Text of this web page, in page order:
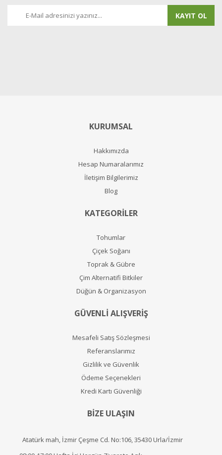
KAYIT OL
KURUMSAL
Hakkımızda
Hesap Numaralarımız
İletişim Bilgilerimiz
Blog
KATEGORİLER
Tohumlar
Çiçek Soğanı
Toprak & Gübre
Çim Alternatifi Bitkiler
Düğün & Organizasyon
GÜVENLİ ALIŞVERİŞ
Mesafeli Satış Sözleşmesi
Referanslarımız
Gizlilik ve Güvenlik
Ödeme Seçenekleri
Kredi Kartı Güvenliği
BİZE ULAŞIN
Atatürk mah, İzmir Çeşme Cd. No:106, 35430 Urla/İzmir